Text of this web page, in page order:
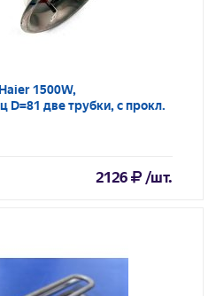
1500W,
две трубки, с прокл.
2126 /шт.